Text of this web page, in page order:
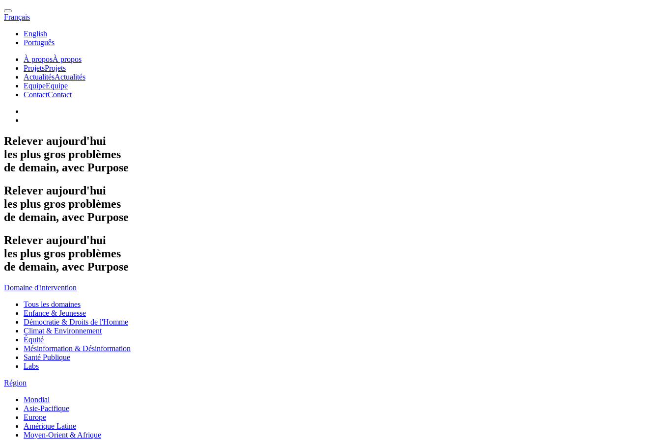
Français
English
Português
À proposÀ propos
ProjetsProjets
ActualitésActualités
EquipeEquipe
ContactContact
Relever aujourd'hui
les plus gros problèmes
de demain, avec Purpose
Relever aujourd'hui
les plus gros problèmes
de demain, avec Purpose
Relever aujourd'hui
les plus gros problèmes
de demain, avec Purpose
Domaine d'intervention
Tous les domaines
Enfance & Jeunesse
Démocratie & Droits de l'Homme
Climat & Environnement
Équité
Mésinformation & Désinformation
Santé Publique
Labs
Région
Mondial
Asie-Pacifique
Europe
Amérique Latine
Moyen-Orient & Afrique